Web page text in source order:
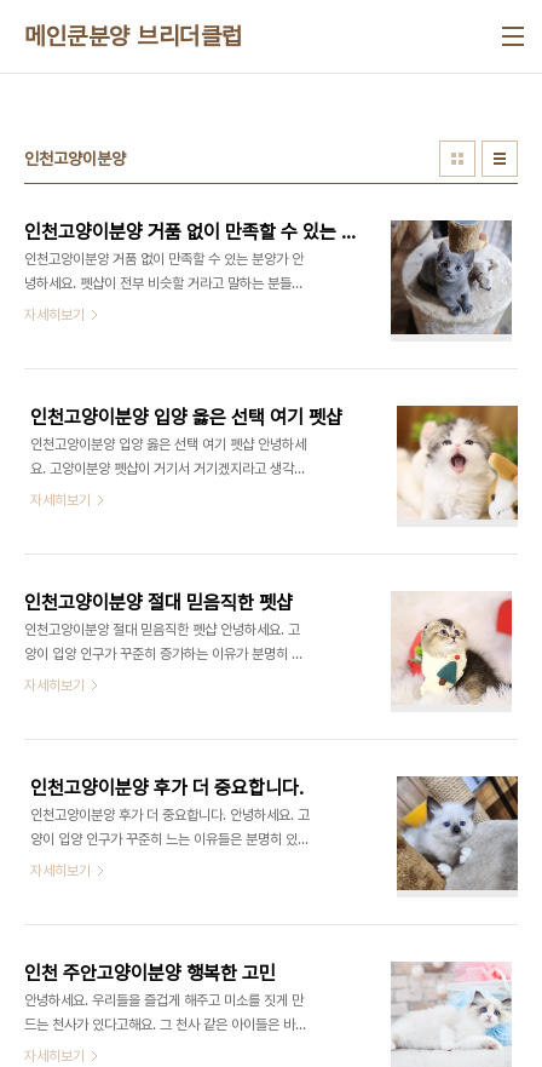
메인쿤분양 브리더클럽
인천고양이분양
인천고양이분양 거품 없이 만족할 수 있는 분양가
인천고양이분양 거품 없이 만족할 수 있는 분양가 안
녕하세요. 펫샵이 전부 비슷할 거라고 말하는 분들이
많은데요. 결코 그렇지않아요. 샵마다 건강 상태도 분
의 퀄리티를 지녔어도 펫샵에 따라 분양하는 비용이
2~3배 이상 다른 경우도 많은데요. 따라서 분양샵의
선정이 정말 중요한 것이란 말씀을 꼭 해두고 싶고요.
고양이는 묘종별로 또 외모 체형별 분양비 차이가 큽
니다. 새로운 식구를 들이는 만큼 거품이 없고 합당한
니까. 인천고양이분양 캐터리본점은 이러저러한 거
때..
자세히보기
인천고양이분양 입양 옳은 선택 여기 펫샵
인천고양이분양 입양 옳은 선택 여기 펫샵 안녕하세
요. 고양이분양 펫샵이 거기서 거기겠지라고 생각하
시는 분들이 많은데요. 절대로 그렇지 않아요. 펫샵에
니까요. 동종의 종이고 차이 나지 않는 퀄리티라도 고
양이샵별 분양하는 가격이 두 배 이상 차이가 발생하
는 경우도 많습니다. 그러니까 펫샵 선택 자체가 진짜
중요하다는 말씀을 분명히 하고 싶네요. 고양이는 묘
종별로 또 체형이나 외모별로 분양가 차이가 있습니
분양가라면 처음부터 기분이 더욱 좋잖아요. 20년
본..
자세히보기
인천고양이분양 절대 믿음직한 펫샵
인천고양이분양 절대 믿음직한 펫샵 안녕하세요. 고
양이 입양 인구가 꾸준히 증가하는 이유가 분명히 있
는 거 같아요. 고양이의 장점 중 하나는 배변을 훈련
많이 기르더라고요. 고양이를 키우기에 앞서 긴 시간
즐거운 반려 생활을 위해서 꼭 놓치면 안되는 점들이
있습니다. 고양이 분양 시 외모도 중요하지만 그 밖의
요소에 관해서도 신중한 신중함도 필요하다고 봅니
다. 어떤 성격을 지녔는지 어떠한 특성을 가진 고양이
나서 입양하셔야 해요. 똑같은 묘종임에도 외모는 물
자세히보기
인천고양이분양 후가 더 중요합니다.
인천고양이분양 후가 더 중요합니다. 안녕하세요. 고
양이 입양 인구가 꾸준히 느는 이유들은 분명히 있는
거 같아요. 고양이의 최고 좋은 점은 배변 훈련의 과
더라고요. 고양이를 키우기에 앞서 오랫동안 즐거운
반려 생활을 위해선 꼭 잊어서는 안되는 점들이 있습
니다. 고양이를 선택할 때 외모도 중요하긴 하지만 그
외의 부분들에 대하여 많은 고려가 필요하다고 봅니
다. 어떤 성격을 가졌는지 어떠한 특성의 종인지 또한
자세히보기
인천 주안고양이분양 행복한 고민
안녕하세요. 우리들을 즐겁게 해주고 미소를 짓게 만
드는 천사가 있다고해요. 그 천사 같은 아이들은 바로
강아지와 고양이가 아닐까 싶습니다. 천사들과의 함
자세히보기